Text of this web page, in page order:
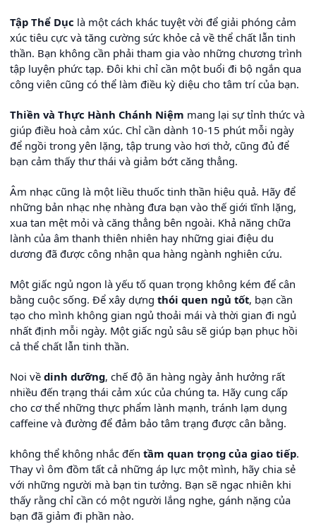
Tập Thể Dục là một cách khác tuyệt vời để giải phóng cảm
xúc tiêu cực và tăng cường sức khỏe cả về thể chất lẫn tinh
thần. Bạn không cần phải tham gia vào những chương trình
tập luyện phức tạp. Đôi khi chỉ cần một buổi đi bộ ngắn qua
công viên cũng có thể làm điều kỳ diệu cho tâm trí của bạn.
Thiền và Thực Hành Chánh Niệm mang lại sự tỉnh thức và
giúp điều hoà cảm xúc. Chỉ cần dành 10-15 phút mỗi ngày
để ngồi trong yên lặng, tập trung vào hơi thở, cũng đủ để
bạn cảm thấy thư thái và giảm bớt căng thẳng.
Âm nhạc cũng là một liều thuốc tinh thần hiệu quả. Hãy để
những bản nhạc nhẹ nhàng đưa bạn vào thế giới tĩnh lặng,
xua tan mệt mỏi và căng thẳng bên ngoài. Khả năng chữa
lành của âm thanh thiên nhiên hay những giai điệu du
dương đã được công nhận qua hàng ngành nghiên cứu.
Một giấc ngủ ngon là yếu tố quan trọng không kém để cân
bằng cuộc sống. Để xây dựng thói quen ngủ tốt, bạn cần
tạo cho mình không gian ngủ thoải mái và thời gian đi ngủ
nhất định mỗi ngày. Một giấc ngủ sâu sẽ giúp bạn phục hồi
cả thể chất lẫn tinh thần.
Noi về dinh dưỡng, chế độ ăn hàng ngày ảnh hưởng rất
nhiều đến trạng thái cảm xúc của chúng ta. Hãy cung cấp
cho cơ thể những thực phẩm lành mạnh, tránh lạm dụng
caffeine và đường để đảm bảo tâm trạng được cân bằng.
không thể không nhắc đến tầm quan trọng của giao tiếp.
Thay vì ôm đồm tất cả những áp lực một mình, hãy chia sẻ
với những người mà bạn tin tưởng. Bạn sẽ ngạc nhiên khi
thấy rằng chỉ cần có một người lắng nghe, gánh nặng của
bạn đã giảm đi phần nào.